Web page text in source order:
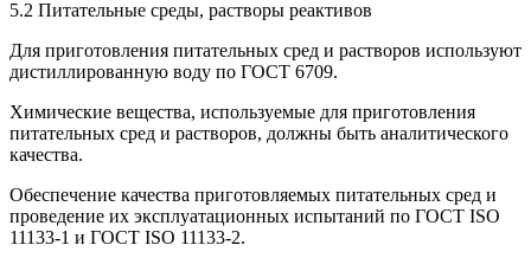
5.2 Питательные среды, растворы реактивов
Для приготовления питательных сред и растворов используют
дистиллированную воду по ГОСТ 6709.
Химические вещества, используемые для приготовления
питательных сред и растворов, должны быть аналитического
качества.
Обеспечение качества приготовляемых питательных сред и
проведение их эксплуатационных испытаний по ГОСТ ISO
11133-1 и ГОСТ ISO 11133-2.